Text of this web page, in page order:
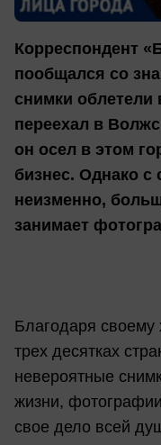
Корреспондент
пообщался со
снимки облетели
переехал в
он осел в этом
бизнес. Однако с
неизменно,
занимает
Благодаря
трех десятках
невероятные
жизни,
свое дело всей